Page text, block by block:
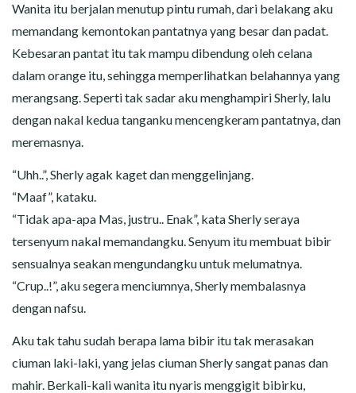
Wanita itu berjalan menutup pintu rumah, dari belakang aku
memandang kemontokan pantatnya yang besar dan padat.
Kebesaran pantat itu tak mampu dibendung oleh celana
dalam orange itu, sehingga memperlihatkan belahannya yang
merangsang. Seperti tak sadar aku menghampiri Sherly, lalu
dengan nakal kedua tanganku mencengkeram pantatnya, dan
meremasnya.
“Uhh..”, Sherly agak kaget dan menggelinjang.
“Maaf”, kataku.
“Tidak apa-apa Mas, justru.. Enak”, kata Sherly seraya
tersenyum nakal memandangku. Senyum itu membuat bibir
sensualnya seakan mengundangku untuk melumatnya.
“Crup..!”, aku segera menciumnya, Sherly membalasnya
dengan nafsu.
Aku tak tahu sudah berapa lama bibir itu tak merasakan
ciuman laki-laki, yang jelas ciuman Sherly sangat panas dan
mahir. Berkali-kali wanita itu nyaris menggigit bibirku,